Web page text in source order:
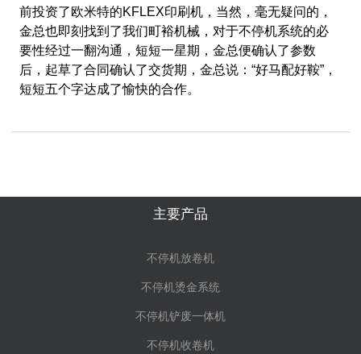
前投资了欧米特的KFLEX印刷机，当然，毫无疑问的，
金总也即刻找到了我们町裕机械，对于不停机系统的必
要性经过一翻沟通，短短一星期，金总便确认了参数
后，起草了合同确认了交货期，金总说：“好马配好鞍”，
短短五个字达成了愉快的合作。
主要产品
不停机放卷机
不停机烫金系统
不停机铲废一体机
不停机收卷机